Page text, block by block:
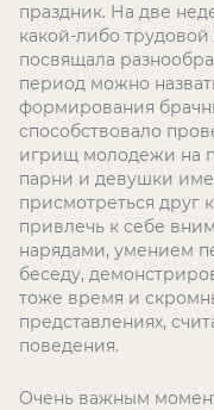
праздник. На две
какой-либо
посвящала
период можно
формирования
способствовало
игрищ молодежи на
парни и девушки
присмотреться друг
привлечь к себе
нарядами, умением
беседу,
тоже время и
представлениях,
поведения.
Очень важным